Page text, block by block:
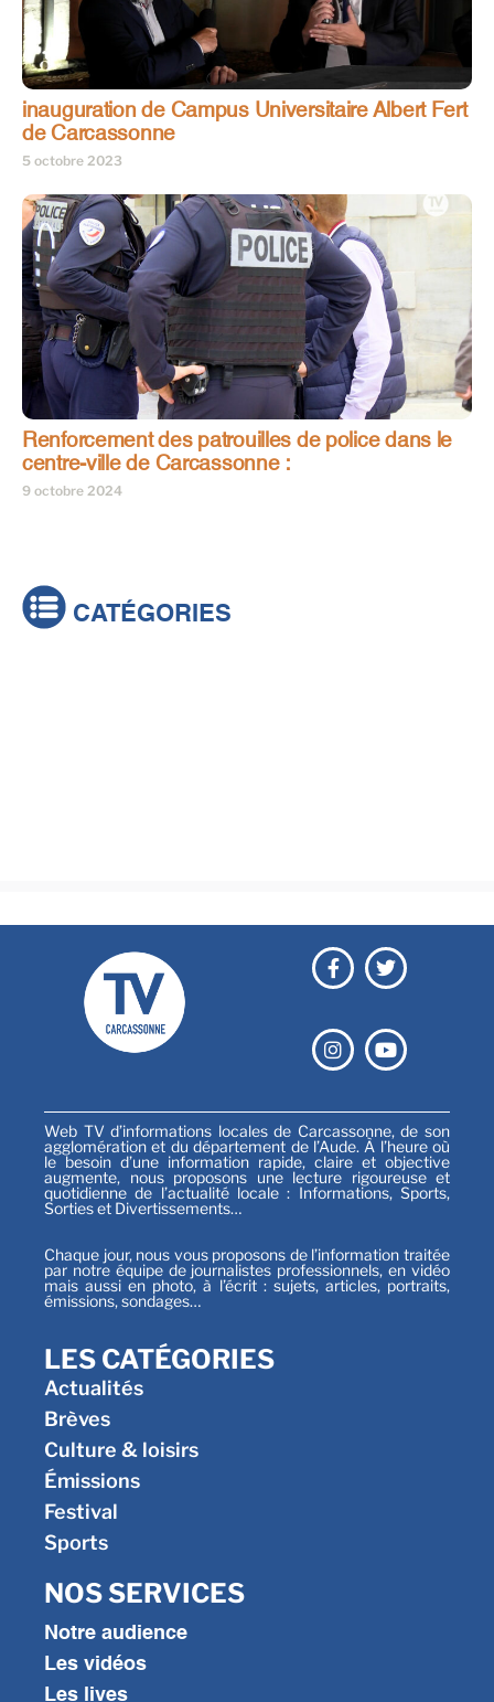
inauguration de Campus Universitaire Albert Fert
de Carcassonne
5 octobre 2023
Renforcement des patrouilles de police dans le
centre-ville de Carcassonne :
9 octobre 2024
CATÉGORIES
Web TV d’informations locales de Carcassonne, de son
agglomération et du département de l’Aude. À l’heure où
le besoin d’une information rapide, claire et objective
augmente, nous proposons une lecture rigoureuse et
quotidienne de l’actualité locale : Informations, Sports,
Sorties et Divertissements…
Chaque jour, nous vous proposons de l’information traitée
par notre équipe de journalistes professionnels, en vidéo
mais aussi en photo, à l’écrit : sujets, articles, portraits,
émissions, sondages…
LES CATÉGORIES
Actualités
Brèves
Culture & loisirs
Émissions
Festival
Sports
NOS SERVICES
Notre audience
Les vidéos
Les lives